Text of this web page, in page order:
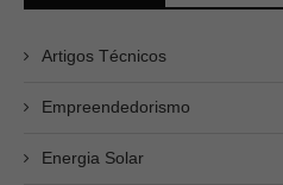
Artigos Técnicos
Empreendedorismo
Energia Solar